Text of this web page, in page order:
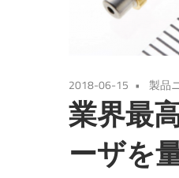
2018-06-15 製品
業界最
ーザを